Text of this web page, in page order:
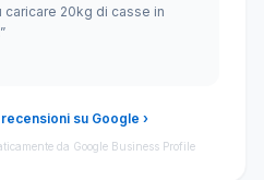
caricare 20kg di casse in
su Google ›
da Google Business Profile